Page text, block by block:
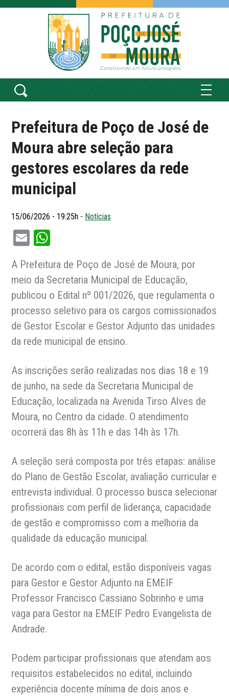
Prefeitura de Poço de José de
Moura abre seleção para
gestores escolares da rede
municipal
15/06/2026 - 19:25h - Notícias
Email
A Prefeitura de Poço de José de Moura, por
meio da Secretaria Municipal de Educação,
publicou o Edital nº 001/2026, que regulamenta o
processo seletivo para os cargos comissionados
de Gestor Escolar e Gestor Adjunto das unidades
da rede municipal de ensino.
As inscrições serão realizadas nos dias 18 e 19
de junho, na sede da Secretaria Municipal de
Educação, localizada na Avenida Tirso Alves de
Moura, no Centro da cidade. O atendimento
ocorrerá das 8h às 11h e das 14h às 17h.
A seleção será composta por três etapas: análise
do Plano de Gestão Escolar, avaliação curricular e
entrevista individual. O processo busca selecionar
profissionais com perfil de liderança, capacidade
de gestão e compromisso com a melhoria da
qualidade da educação municipal.
De acordo com o edital, estão disponíveis vagas
para Gestor e Gestor Adjunto na EMEIF
Professor Francisco Cassiano Sobrinho e uma
vaga para Gestor na EMEIF Pedro Evangelista de
Andrade.
Podem participar profissionais que atendam aos
requisitos estabelecidos no edital, incluindo
experiência docente mínima de dois anos e